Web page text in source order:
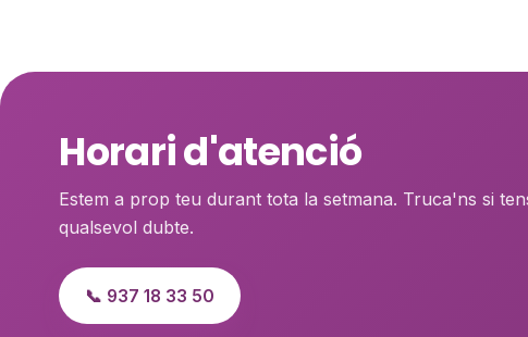
Horari d'atenció
Estem a prop teu durant tota la setmana. Truca'ns si
qualsevol dubte.
📞 937 18 33 50